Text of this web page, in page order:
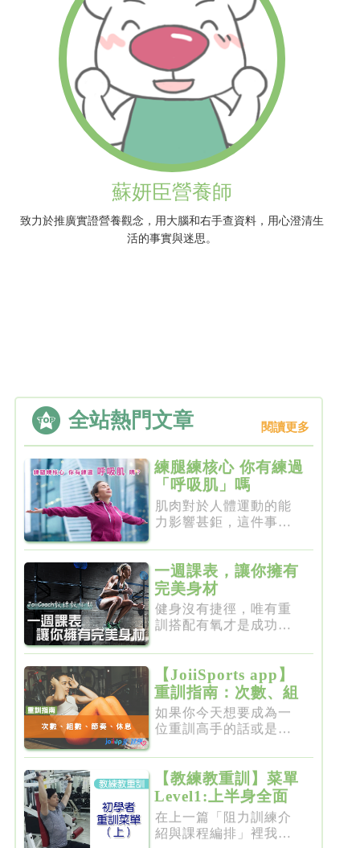
蘇妍臣營養師
致力於推廣實證營養觀念，用大腦和右手查資料，用心澄清生
活的事實與迷思。
全站熱門文章 閱讀更多
練腿練核心 你有練過
「呼吸肌」嗎
肌肉對於人體運動的能
力影響甚鉅，這件事一
一週課表，讓你擁有
完美身材
健身沒有捷徑，唯有重
訓搭配有氧才是成功的
【JoiiSports app】
重訓指南：次數、組
數、節奏、休息
如果你今天想要成為一
位重訓高手的話或是想
【教練教重訓】菜單
Level1:上半身全面
增肌雕塑
在上一篇「阻力訓練介
紹與課程編排」裡我們